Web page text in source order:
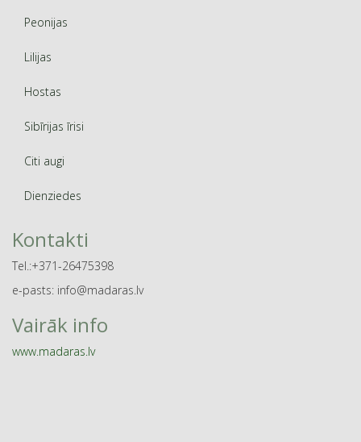
Peonijas
Lilijas
Hostas
Sibīrijas īrisi
Citi augi
Dienziedes
Kontakti
Tel.:+371-26475398
e-pasts: info@madaras.lv
Vairāk info
www.madaras.lv